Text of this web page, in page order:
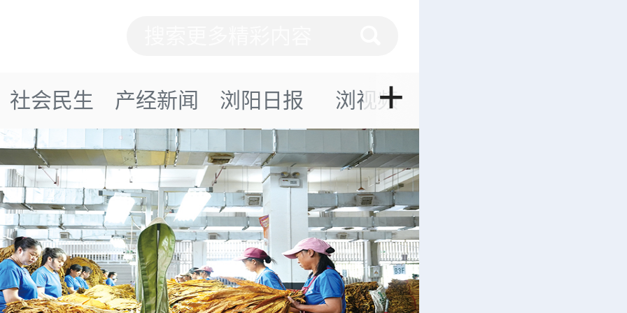
社会民生 产经新闻 浏阳日报 浏视频
+
评论丨夯实党建“压舱石”，引领保障
现代化建设新征程